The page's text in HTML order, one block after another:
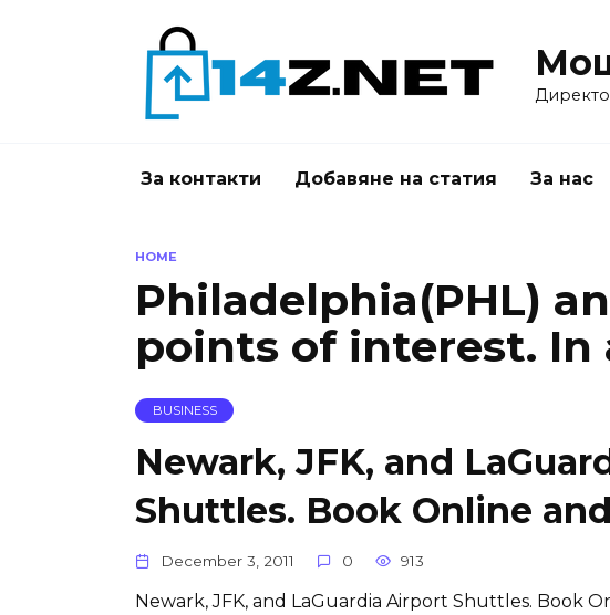
За контакти Добавяне на статия За нас
HOME
Philadelphia(PHL)
points of interest. In
BUSINESS
Newark, JFK, and
Shuttles. Book Online
December 3, 2011 0 913
Newark, JFK, and LaGuardia Airport Shuttles. Book